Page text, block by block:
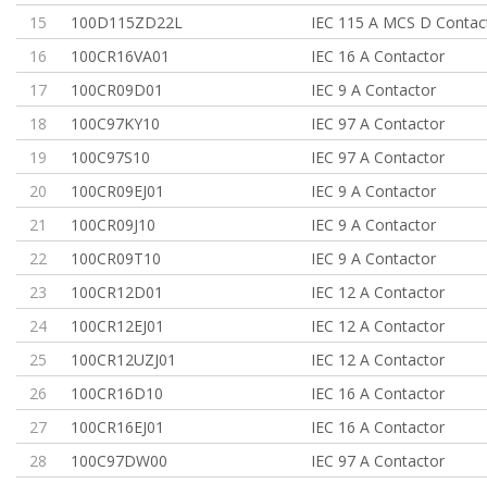
15
100D115ZD22L
IEC 115 A MCS D
16
100CR16VA01
IEC 16 A Contactor
17
100CR09D01
IEC 9 A Contactor
18
100C97KY10
IEC 97 A Contactor
19
100C97S10
IEC 97 A Contactor
20
100CR09EJ01
IEC 9 A Contactor
21
100CR09J10
IEC 9 A Contactor
22
100CR09T10
IEC 9 A Contactor
23
100CR12D01
IEC 12 A Contactor
24
100CR12EJ01
IEC 12 A Contactor
25
100CR12UZJ01
IEC 12 A Contactor
26
100CR16D10
IEC 16 A Contactor
27
100CR16EJ01
IEC 16 A Contactor
28
100C97DW00
IEC 97 A Contactor